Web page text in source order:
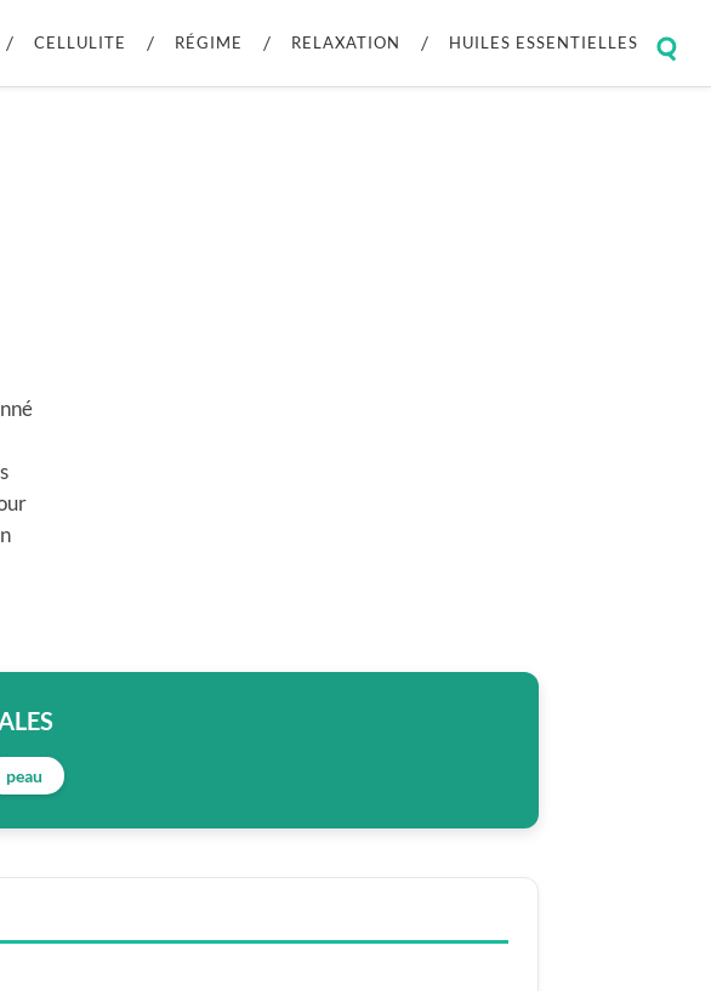
CELLULITE RÉGIME RELAXATION HUILES ESSENTIELLES
field
peau